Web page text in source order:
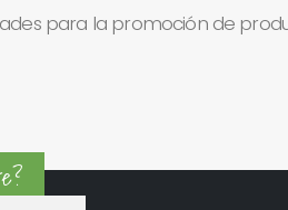
para la promoción de